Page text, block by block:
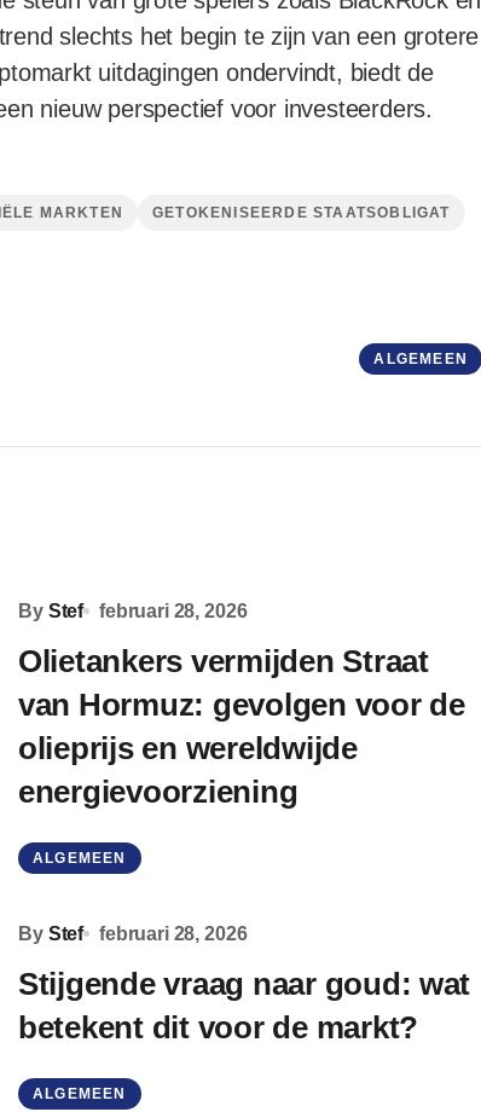
slechts het begin te zijn van een grotere
uitdagingen ondervindt, biedt de
nieuw perspectief voor investeerders.
MARKTEN GETOKENISEERDE STAATSOBLIGAT
ALGEMEEN
By Stef februari 28, 2026
Olietankers vermijden Straat
van Hormuz: gevolgen voor de
olieprijs en wereldwijde
energievoorziening
ALGEMEEN
By Stef februari 28, 2026
Stijgende vraag naar goud: wat
betekent dit voor de markt?
ALGEMEEN